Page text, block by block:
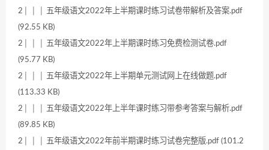
2│ │ │ 五年级语文2022年上半期课时练习试卷带解析及答案.pdf
(92.55 KB)
2│ │ │ 五年级语文2022年上半期课时练习免费检测试卷.pdf
(95.77 KB)
2│ │ │ 五年级语文2022年上半期单元测试网上在线做题.pdf
(113.33 KB)
2│ │ │ 五年级语文2022年上半年课时练习带参考答案与解析.pdf
(89.85 KB)
2│ │ │ 五年级语文2022年前半期课时练习试卷完整版.pdf (101.2